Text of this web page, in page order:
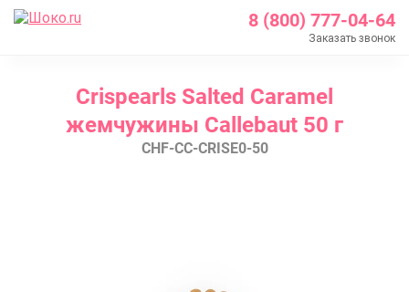
8 (800) 777-04-64
Заказать звонок
Каталог
Шоколад Barry Callebaut
Шоколадные декоры
Crispearls Salted Caramel
жемчужины Callebaut 50 г
CHF-CC-CRISE0-50